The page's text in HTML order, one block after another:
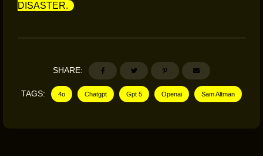
DISASTER.
SHARE:
TAGS: 4o Chatgpt Gpt 5 Openai Sam Altman